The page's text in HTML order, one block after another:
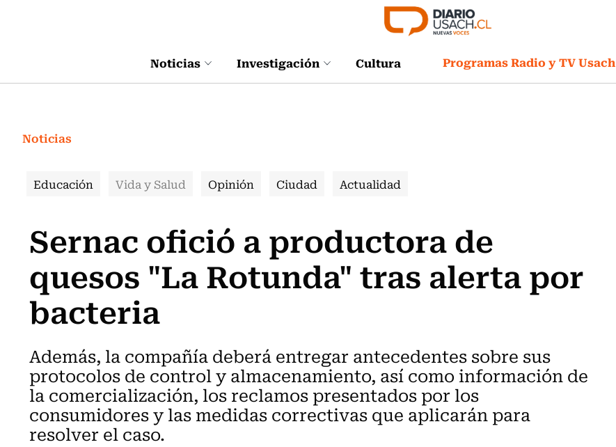
Noticias Investigación Cultura Programas Radio y TV Usach
Noticias
Educación Vida y Salud Opinión Ciudad Actualidad
Sernac ofició a productora de
quesos "La Rotunda" tras alerta por
bacteria
Además, la compañía deberá entregar antecedentes sobre sus
protocolos de control y almacenamiento, así como información de
la comercialización, los reclamos presentados por los
consumidores y las medidas correctivas que aplicarán para
resolver el caso.